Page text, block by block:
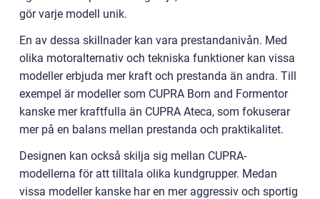
gör varje modell unik.
En av dessa skillnader kan vara prestandanivån. Med
olika motoralternativ och tekniska funktioner kan vissa
modeller erbjuda mer kraft och prestanda än andra. Till
exempel är modeller som CUPRA Born and Formentor
kanske mer kraftfulla än CUPRA Ateca, som fokuserar
mer på en balans mellan prestanda och praktikalitet.
Designen kan också skilja sig mellan CUPRA-
modellerna för att tilltala olika kundgrupper. Medan
vissa modeller kanske har en mer aggressiv och sportig